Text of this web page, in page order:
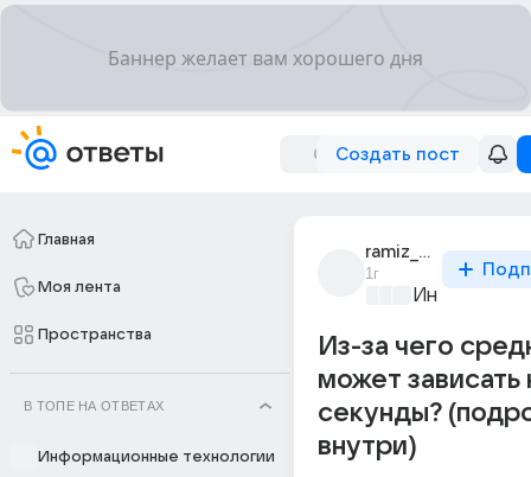
Создать пост
Главная
Моя лента
Пространства
В ТОПЕ НА ОТВЕТАХ
Информационные технологии
ramiz_aibusinov_2
1г
Из-за чего
может зависать
секунды?
внутри)